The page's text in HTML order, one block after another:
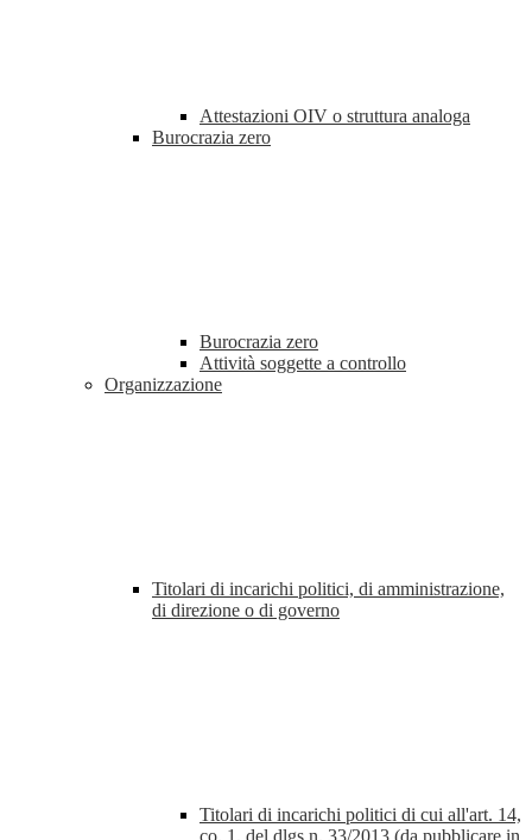
Attestazioni OIV o struttura analoga
Burocrazia zero
Burocrazia zero
Attività soggette a controllo
Organizzazione
Titolari di incarichi politici, di amministrazione,
di direzione o di governo
Titolari di incarichi politici di cui all'art. 14,